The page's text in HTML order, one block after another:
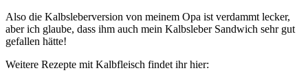
Also die Kalbsleberversion von meinem Opa ist verdammt lecker,
aber ich glaube, dass ihm auch mein Kalbsleber Sandwich sehr gut
gefallen hätte!
Weitere Rezepte mit Kalbfleisch findet ihr hier: